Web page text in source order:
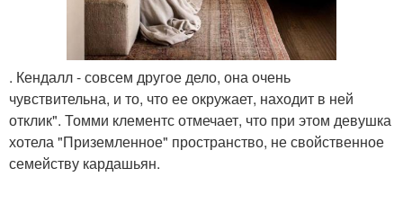
. Кендалл - совсем другое дело, она очень
чувствительна, и то, что ее окружает, находит в ней
отклик". Томми клементс отмечает, что при этом девушка
хотела "Приземленное" пространство, не свойственное
семейству кардашьян.